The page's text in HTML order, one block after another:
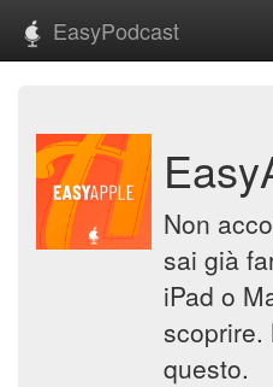
EasyPodcast
Non
sai già
iPad o
scoprire.
questo.